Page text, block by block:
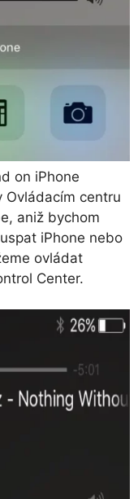
on iPhone
Ovládacím centru
aniž bychom
iPhone nebo
ovládat
Center.